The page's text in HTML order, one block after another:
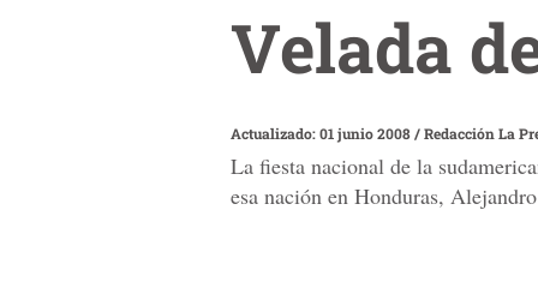
Velada
Actualizado: 01 junio 2008/Redacción La
La fiesta nacional de la
esa nación en Honduras,